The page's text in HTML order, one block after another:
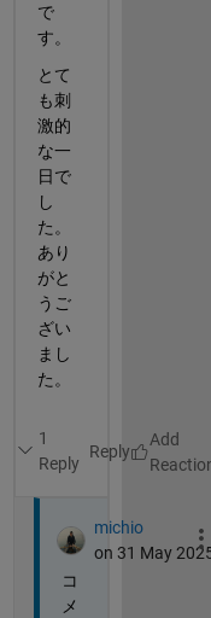
で
す。
とて
も刺
激的
な一
日で
し
た。
あり
がと
うご
ざい
まし
た。
1
Reply
Reply
michio
on 31 May
コ
メ